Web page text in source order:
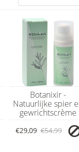
Botanixir -
Natuurlijke spier
gewrichtscrème
€29,09 €54,99